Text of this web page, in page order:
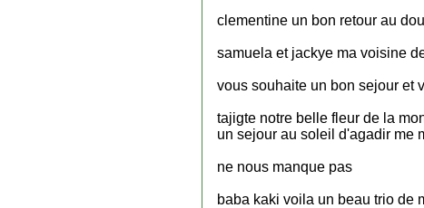
clementine un bon retour au
samuela et jackye ma voisine
vous souhaite un bon sejour et
tajigte notre belle fleur de la
un sejour au soleil d'agadir me
ne nous manque pas
baba kaki voila un beau trio de